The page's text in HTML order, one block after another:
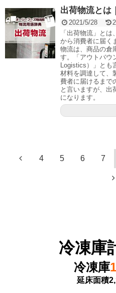
出荷物流とは
2021/5/28
「出荷物流」と
から消費者に届く
物流は、商品の倉
す。「アウトバウ
Logistics）」と
材料を調達して、
費者に届けるまで
と言いますが、出
になります。
4 5 6 7
冷凍庫
冷凍庫
延床面積